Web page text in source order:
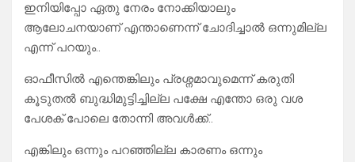
ഇനിയിപ്പോ ഏതു നേരം നോക്കിയാലും
ആലോചനയാണ് എന്താണെന്ന് ചോദിച്ചാൽ ഒന്നുമില്ല
എന്ന് പറയും..
ഓഫീസിൽ എന്തെങ്കിലും പ്രശ്നമാവുമെന്ന് കരുതി
കൂടുതൽ ബുദ്ധിമുട്ടിച്ചില്ല പക്ഷേ എന്തോ ഒരു വശ
പേശക് പോലെ തോന്നി അവൾക്ക്..
എങ്കിലും ഒന്നും പറഞ്ഞില്ല കാരണം ഒന്നും